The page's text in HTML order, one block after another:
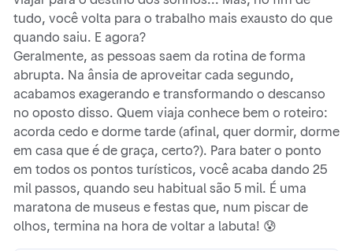
tudo, você volta para o trabalho mais exausto do que
quando saiu. E agora?
Geralmente, as pessoas saem da rotina de forma
abrupta. Na ânsia de aproveitar cada segundo,
acabamos exagerando e transformando o descanso
no oposto disso. Quem viaja conhece bem o roteiro:
acorda cedo e dorme tarde (afinal, quer dormir, dorme
em casa que é de graça, certo?). Para bater o ponto
em todos os pontos turísticos, você acaba dando 25
mil passos, quando seu habitual são 5 mil. É uma
maratona de museus e festas que, num piscar de
olhos, termina na hora de voltar a labuta! 😰